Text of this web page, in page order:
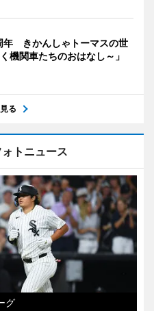
年 きかんしゃトーマスの世
機関車たちのおはなし～」
る
トニュース
グ